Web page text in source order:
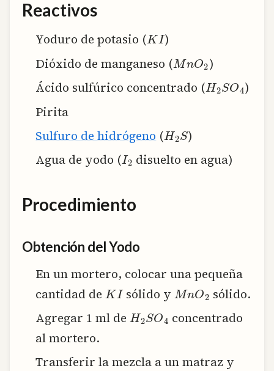
Reactivos
Yoduro de potasio (
)
Dióxido de manganeso (
)
Ácido sulfúrico concentrado (
H
)
Pirita
Sulfuro de hidrógeno (
)
Agua de yodo (
2
disuelto en agua)
Procedimiento
Obtención del Yodo
En un mortero, colocar una pequeña
cantidad de
KI
sólido y
MnO2
sólido.
Agregar 1 ml de
O4
concentrado
al mortero.
Transferir la mezcla a un matraz y